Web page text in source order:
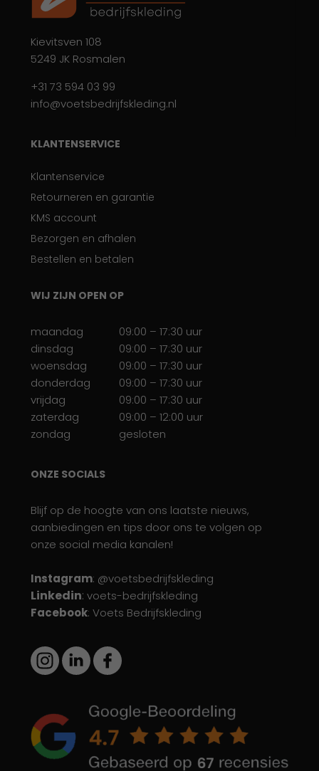
Kievitsven 108
5249 JK Rosmalen
+31 73 594 03 99
info@voetsbedrijfskleding.nl
KLANTENSERVICE
Klantenservice
Retourneren en garantie
KMS account
Bezorgen en afhalen
Bestellen en betalen
WIJ ZIJN OPEN OP
maandag
09:00 – 17:30 uur
dinsdag
09:00 – 17:30 uur
woensdag
09:00 – 17:30 uur
donderdag
09:00 – 17:30 uur
vrijdag
09:00 – 17:30 uur
zaterdag
09:00 – 12:00 uur
zondag
gesloten
ONZE SOCIALS
Blijf op de hoogte van ons laatste nieuws,
aanbiedingen en tips door ons te volgen op
onze social media kanalen!
Instagram: @voetsbedrijfskleding
Linkedin: voets-bedrijfskleding
Facebook: Voets Bedrijfskleding